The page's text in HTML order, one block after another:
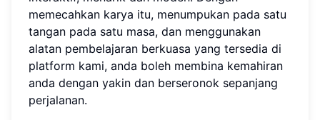
memecahkan karya itu, menumpukan pada satu
tangan pada satu masa, dan menggunakan
alatan pembelajaran berkuasa yang tersedia di
platform kami, anda boleh membina kemahiran
anda dengan yakin dan berseronok sepanjang
perjalanan.